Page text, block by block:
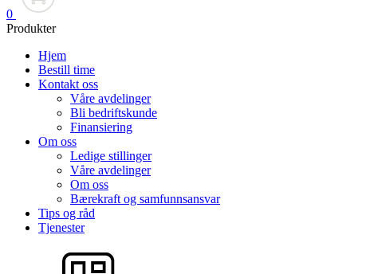
0
Produkter
Hjem
Bestill time
Kontakt oss
Våre avdelinger
Bli bedriftskunde
Finansiering
Om oss
Ledige stillinger
Våre avdelinger
Om oss
Bærekraft og samfunnsansvar
Tips og råd
Tjenester